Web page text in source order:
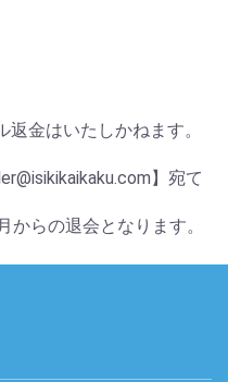
金はいたしかねます。
】宛て
らの退会となります。